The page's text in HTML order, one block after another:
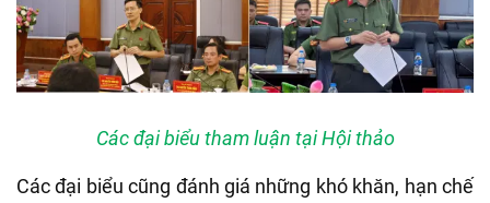
Các đại biểu tham luận tại Hội thảo
Các đại biểu cũng đánh giá những khó khăn, hạn chế